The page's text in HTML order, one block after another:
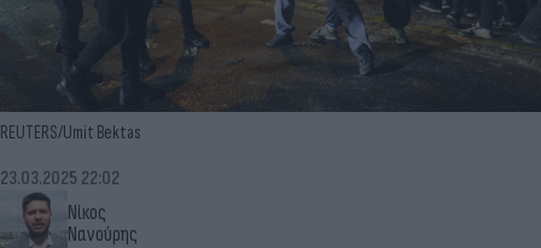
REUTERS/Umit Bektas
Νίκος
Νανούρης
23.03.2025 22:02